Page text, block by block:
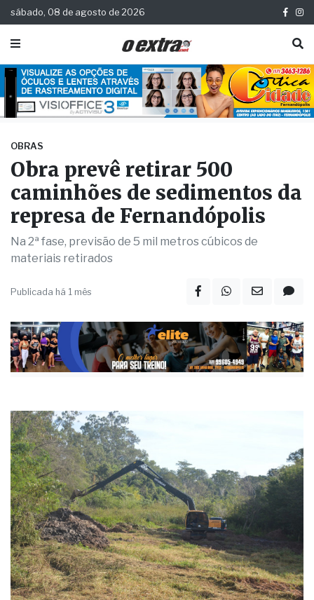
sábado, 08 de agosto de 2026
OBRAS
Obra prevê retirar 500
caminhões de sedimentos da
represa de Fernandópolis
Na 2ª fase, previsão de 5 mil metros cúbicos de
Publicada há 1 mês